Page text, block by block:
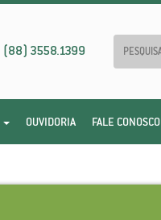
(88) 3558.1399
OUVIDORIA FALE CONOSCO